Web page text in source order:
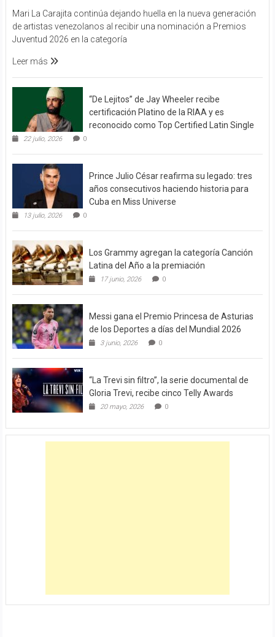
Mari La Carajita continúa dejando huella en la nueva generación
de artistas venezolanos al recibir una nominación a Premios
Juventud 2026 en la categoría
Leer más
“De Lejitos” de Jay Wheeler recibe
certificación Platino de la RIAA y es
reconocido como Top Certified Latin Single
22 julio, 2026 0
Prince Julio César reafirma su legado: tres
años consecutivos haciendo historia para
Cuba en Miss Universe
13 julio, 2026 0
Los Grammy agregan la categoría Canción
Latina del Año a la premiación
17 junio, 2026 0
Messi gana el Premio Princesa de Asturias
de los Deportes a días del Mundial 2026
3 junio, 2026 0
“La Trevi sin filtro”, la serie documental de
Gloria Trevi, recibe cinco Telly Awards
20 mayo, 2026 0